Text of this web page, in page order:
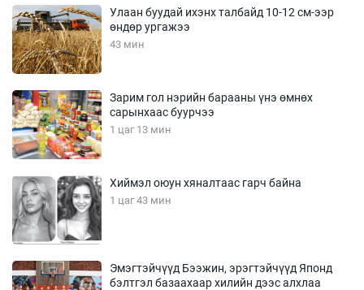
Улаан буудай ихэнх талбайд 10-12 см-ээр
өндөр ургажээ
43 мин
Зарим гол нэрийн барааны үнэ өмнөх
сарынхаас буурчээ
1 цаг 13 мин
Хиймэл оюун хяналтаас гарч байна
1 цаг 43 мин
Эмэгтэйчүүд Бээжин, эрэгтэйчүүд Японд
бэлтгэл базаахаар хилийн дээс алхлаа